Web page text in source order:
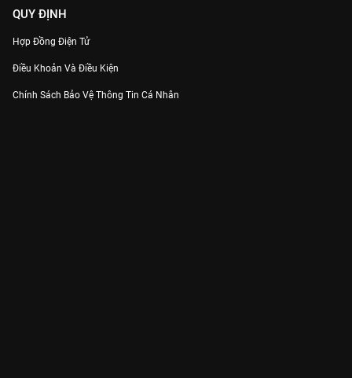
QUY ĐỊNH
Hợp Đồng Điện Tử
Điều Khoản Và Điều Kiện
Chính Sách Bảo Vệ Thông Tin Cá Nhân